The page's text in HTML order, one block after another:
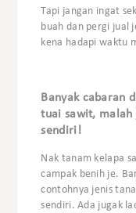
Tapi jangan ingat
buah dan pergi jual
kena hadapi waktu
Banyak cabaran
tuai sawit, malah
sendiri!
Nak tanam kelapa
campak benih je.
contohnya jenis
sendiri. Ada jugak